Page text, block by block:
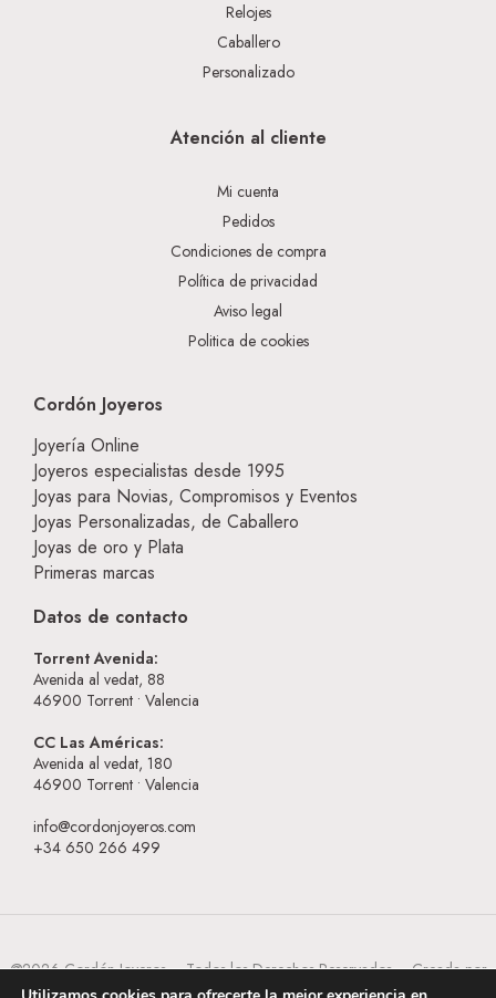
Relojes
Caballero
Personalizado
Atención al cliente
Mi cuenta
Pedidos
Condiciones de compra
Política de privacidad
Aviso legal
Politica de cookies
Cordón Joyeros
Joyería Online
Joyeros especialistas desde 1995
Joyas para Novias, Compromisos y Eventos
Joyas Personalizadas, de Caballero
Joyas de oro y Plata
Primeras marcas
Datos de contacto
Torrent Avenida:
Avenida al vedat, 88
46900 Torrent • Valencia
CC Las Américas:
Avenida al vedat, 180
46900 Torrent • Valencia
info@cordonjoyeros.com
+34 650 266 499
@2026 Cordón Joyeros – Todos los Derechos Reservados – Creada por
BESEOWEB